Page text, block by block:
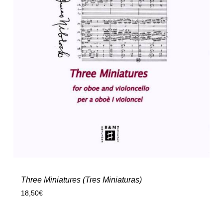
Three Miniatures (Tres Miniaturas)
18,50€